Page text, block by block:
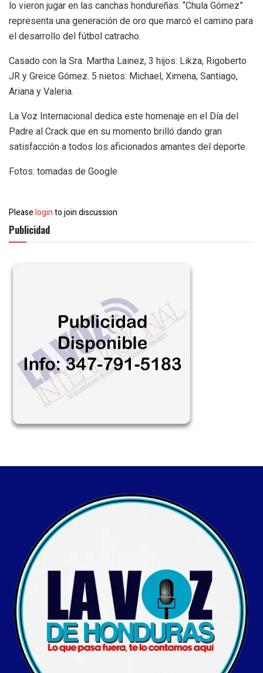
lo vieron jugar en las canchas hondureñas. “Chula Gómez”
representa una generación de oro que marcó el camino para
el desarrollo del fútbol catracho.
Casado con la Sra. Martha Lainez, 3 hijos: Likza, Rigoberto
JR y Greice Gómez. 5 nietos: Michael, Ximena, Santiago,
Ariana y Valeria.
La Voz Internacional dedica este homenaje en el Día del
Padre al Crack que en su momento brilló dando gran
satisfacción a todos los aficionados amantes del deporte.
Fotos: tomadas de Google
Pleaseloginto join discussion
Publicidad